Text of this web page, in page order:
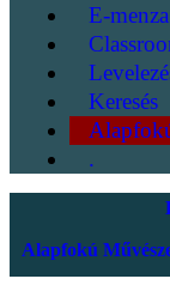
E-menza
Keresés
.
Alapfokú